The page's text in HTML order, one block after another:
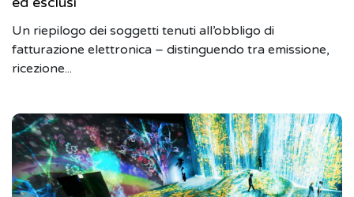
Un riepilogo dei soggetti tenuti all’obbligo di
fatturazione elettronica – distinguendo tra emissione,
ricezione...